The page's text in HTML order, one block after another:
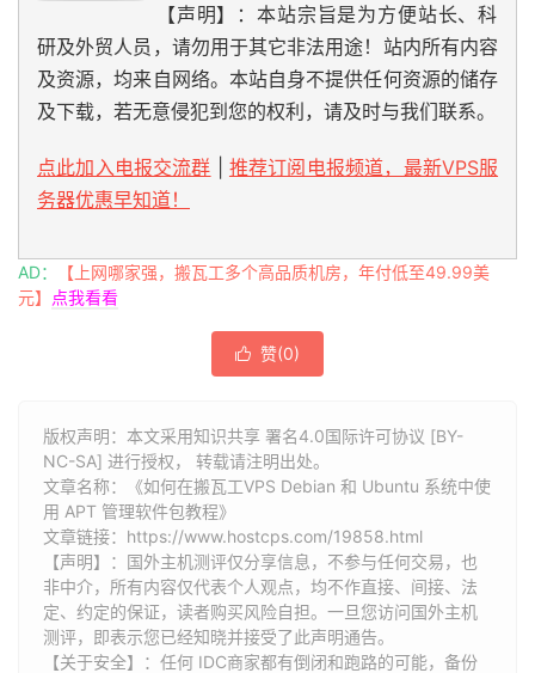
【声明】：本站宗旨是为方便站长、科
研及外贸人员，请勿用于其它非法用途！站内所有内容
及资源，均来自网络。本站自身不提供任何资源的储存
及下载，若无意侵犯到您的权利，请及时与我们联系。
点此加入电报交流群
推荐订阅电报频道，最新VPS服
务器优惠早知道！
AD：
【上网哪家强，搬瓦工多个高品质机房，年付低至49.99美
元】
点我看看
 赞(0)
版权声明：本文采用知识共享 署名4.0国际许可协议 [BY-
NC-SA] 进行授权， 转载请注明出处。
文章名称：《如何在搬瓦工VPS Debian 和 Ubuntu 系统中使
用 APT 管理软件包教程》
文章链接： https://www.hostcps.com/19858.html
【声明】：国外主机测评仅分享信息，不参与任何交易，也
非中介，所有内容仅代表个人观点，均不作直接、间接、法
定、约定的保证，读者购买风险自担。一旦您访问国外主机
测评，即表示您已经知晓并接受了此声明通告。
【关于安全】：任何 IDC商家都有倒闭和跑路的可能，备份